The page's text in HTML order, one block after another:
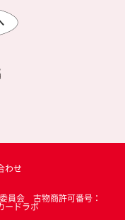
わせ
員会 古物商許可番号：
ドラボ